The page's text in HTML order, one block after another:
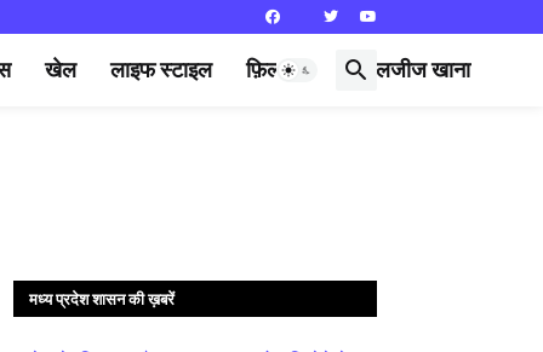
खेल लाइफ स्टाइल फ़िल्मी दुनिया लजीज खाना
मध्य प्रदेश शासन की ख़बरें